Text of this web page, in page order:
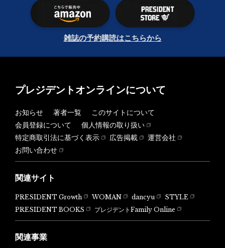
雑誌の予約購読はこちらから
プレジデントオンラインについて
お知らせ 著者一覧
このサイトについて
会員登録について
個人情報の取り扱い
特定商取引法に基づく表示
広告掲載
運営会社
お問い合わせ
関連サイト
PRESIDENT Growth WOMAN dancyu
STYLE
PRESIDENT BOOKS
プレジデントFamily Online
関連事業